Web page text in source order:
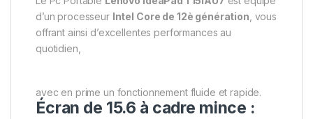
d’un processeur Intel Core de 12è génération , vous
offrant ainsi d’excellentes performances au
quotidien,
avec en prime un fonctionnement fluide et rapide.
Écran de 15.6 à cadre mince :